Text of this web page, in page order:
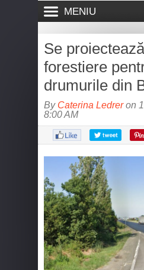
MENIU
Se
forestiere
drumurile din
By Caterina Ledreron
8:00 AM